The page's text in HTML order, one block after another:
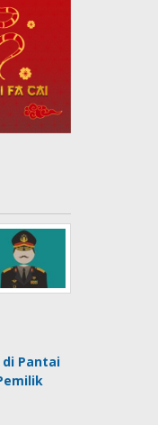
di Pantai